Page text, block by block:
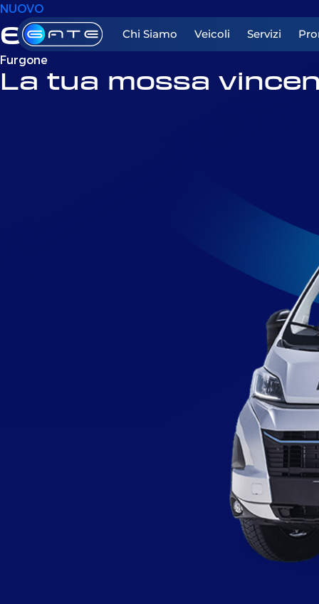
Chi Siamo Veicoli Servizi
NUOVO
eSuperJolly
Furgone
La tua mossa